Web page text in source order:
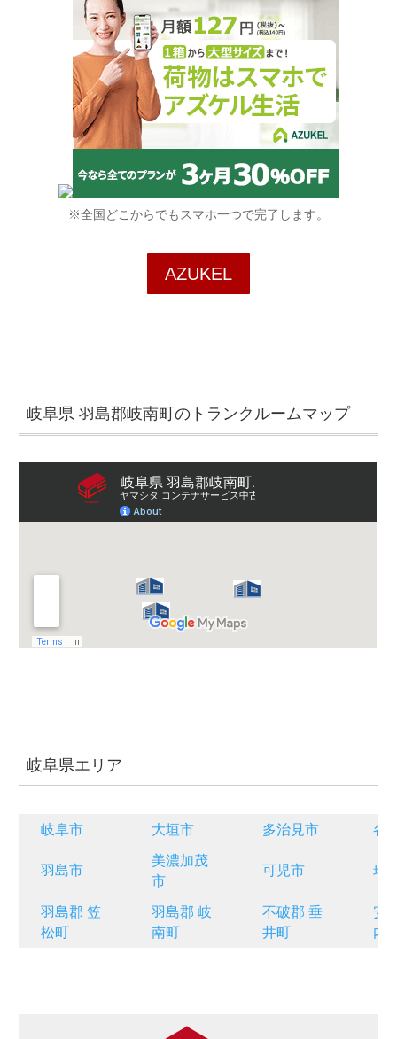
※全国どこからでもスマホ一つで完了します。
AZUKEL
岐阜県 羽島郡岐南町のトランクルームマップ
岐阜県エリア
岐阜市 大垣市 多治見市 各
羽島市
美濃加茂
市
可児市 瑞
羽島郡 笠
松町
羽島郡 岐
南町
不破郡 垂
井町
安
内